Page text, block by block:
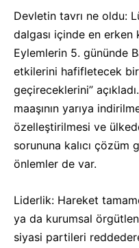
Devletin tavrı ne oldu:
dalgası içinde en erken
Eylemlerin 5. gününde
etkilerini hafifletecek
geçireceklerini”
maaşının yarıya
özelleştirilmesi ve
sorununa kalıcı çözüm
önlemler de var.
Liderlik: Hareket
ya da kurumsal
siyasi partileri